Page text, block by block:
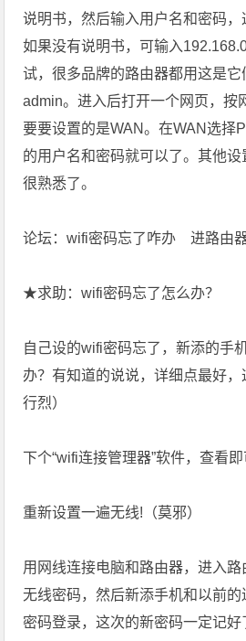
说明书，然后输入用户名和密码，
如果没有说明书，可输入
试，很多品牌的路由器都用这是
admin。进入后打开一个网页，按
要要设置的是WAN。在WAN选择
的用户名和密码就可以了。其他
很熟悉了。
论坛：wifi密码忘了咋办 进路由
★求助：wifi密码忘了怎么办？
自己设的wifi密码忘了，新添的手
办？有知道的说说，详细点最好
行烈）
下个“wifi连接管理器”软件，查看
重新设置一遍无线!（莫邪）
用网线连接电脑和路由器，进入
无线密码，然后新添手机和以前
密码登录，这次的新密码一定记好